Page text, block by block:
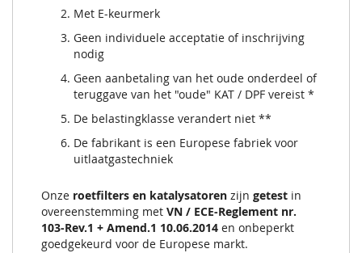
Met E-keurmerk
Geen individuele acceptatie of inschrijving
nodig
Geen aanbetaling van het oude onderdeel of
teruggave van het "oude" KAT / DPF vereist *
De belastingklasse verandert niet **
De fabrikant is een Europese fabriek voor
uitlaatgastechniek
Onze roetfilters en katalysatoren zijn getest in
overeenstemming met VN / ECE-Reglement nr.
103-Rev.1 + Amend.1 10.06.2014 en onbeperkt
goedgekeurd voor de Europese markt.